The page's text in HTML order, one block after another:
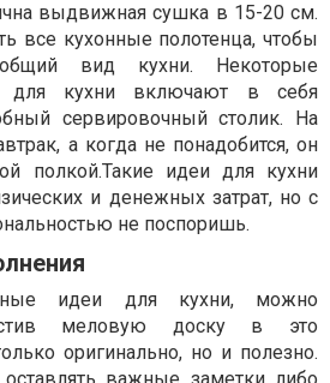
выдвижная сушка в 15-20 см.
все кухонные полотенца, чтобы
вид кухни. Некоторые
для кухни включают в себя
сервировочный столик. На
а когда не понадобится, он
полкой.Такие идеи для кухни
и денежных затрат, но с
не поспоришь.
идеи для кухни, можно
меловую доску в это
оригинально, но и полезно.